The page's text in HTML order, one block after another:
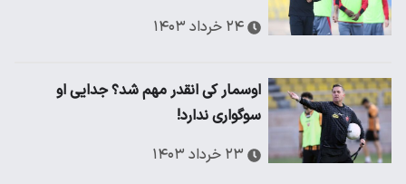
۲۴ خرداد ۱۴۰۳
اوسمار کی انقدر مهم شد؟ جدایی او
سوگواری ندارد!
۲۳ خرداد ۱۴۰۳